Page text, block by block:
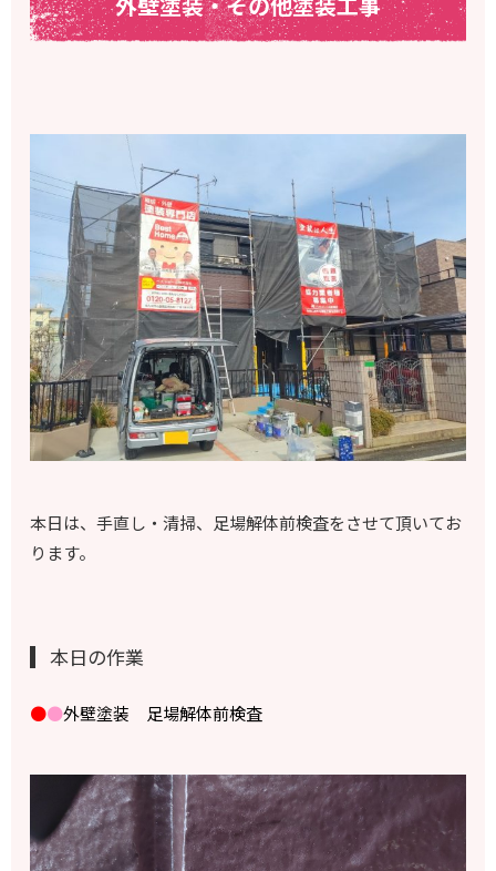
本日は、手直し・清掃、足場解体前検査をさせて頂いてお
ります。
本日の作業
●●外壁塗装 足場解体前検査